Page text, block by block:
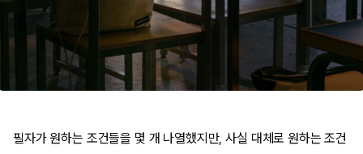
필자가 원하는 조건들을 몇 개 나열했지만, 사실 대체로 원하는 조건